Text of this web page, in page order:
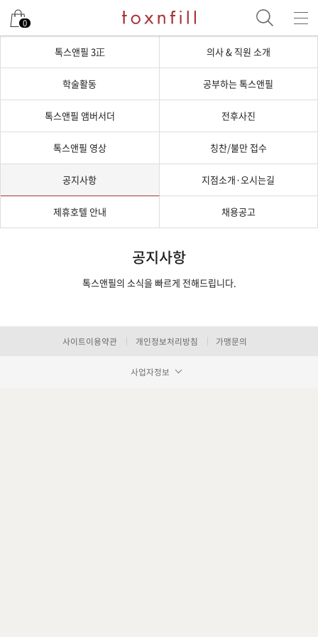
0
톡스앤필 3正 의사 & 직원 소개
학술활동 공부하는 톡스앤필
톡스앤필 앰버서더 전후사진
톡스앤필 영상 칭찬/불만 접수
공지사항 지점소개·오시는길
제휴호텔 안내 채용공고
공지사항
톡스앤필의 소식을 빠르게 전해드립니다.
사이트이용약관 개인정보처리방침 가맹문의
사업자정보